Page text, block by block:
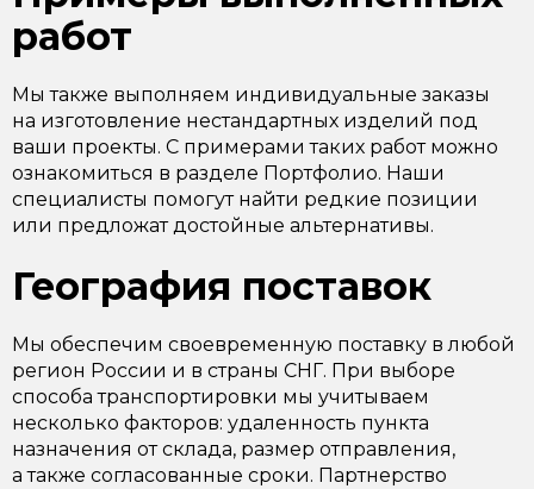
работ
Мы также выполняем индивидуальные заказы
на изготовление нестандартных изделий под
ваши проекты. С примерами таких работ можно
ознакомиться в разделе Портфолио. Наши
специалисты помогут найти редкие позиции
или предложат достойные альтернативы.
География поставок
Мы обеспечим своевременную поставку в любой
регион России и в страны СНГ. При выборе
способа транспортировки мы учитываем
несколько факторов: удаленность пункта
назначения от склада, размер отправления,
а также согласованные сроки. Партнерство